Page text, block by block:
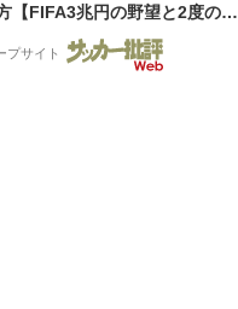
【FIFA3兆円の野望と2度のオ
、来年3月の会長選】(3)
プサイト